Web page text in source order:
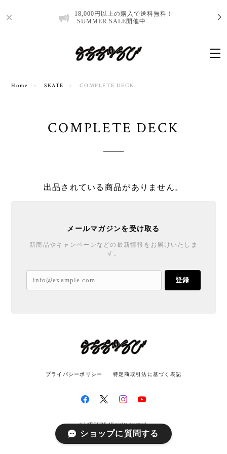
18,000円以上の購入で送料無料！
-SUMMER SALE開催中-
Home SKATE COMPLETE DECK
COMPLETE DECK
出品されている商品がありません。
メールマガジンを受け取る
新商品やキャンペーンなどの最新情報をお届けいたしま
す。
登録
プライバシーポリシー 特定商取引法に基づく表記
© LATITUDE All rights reserved.
ショップに質問する